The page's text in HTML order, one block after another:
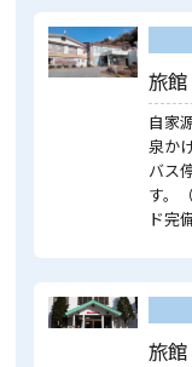
旅
自家
泉か
バス
す。
ド完
旅